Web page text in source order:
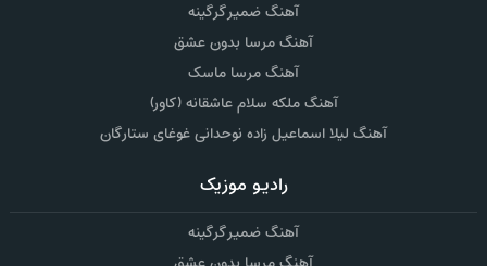
آهنگ ضمیر گرگینه
آهنگ مرسا بدون عشق
آهنگ مرسا ماسک
آهنگ ملکه سلام عاشقانه (کاور)
آهنگ لیلا اسماعیل زاده نوحدانی غوغای ستارگان
رادیو موزیک
آهنگ ضمیر گرگینه